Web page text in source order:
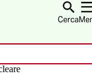
Cerca